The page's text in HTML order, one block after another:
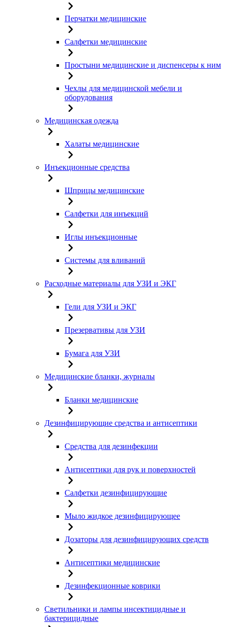
Перчатки медицинские
Салфетки медицинские
Простыни медицинские и диспенсеры к ним
Чехлы для медицинской мебели и
оборудования
Медицинская одежда
Халаты медицинские
Инъекционные средства
Шприцы медицинские
Салфетки для инъекций
Иглы инъекционные
Системы для вливаний
Расходные материалы для УЗИ и ЭКГ
Гели для УЗИ и ЭКГ
Презервативы для УЗИ
Бумага для УЗИ
Медицинские бланки, журналы
Бланки медицинские
Дезинфицирующие средства и антисептики
Средства для дезинфекции
Антисептики для рук и поверхностей
Салфетки дезинфицирующие
Мыло жидкое дезинфицирующее
Дозаторы для дезинфицирующих средств
Антисептики медицинские
Дезинфекционные коврики
Светильники и лампы инсектицидные и
бактерицидные